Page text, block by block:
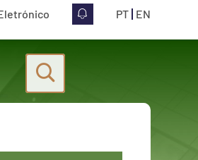
Pesquisa
Iniciar pesquisa
PT EN